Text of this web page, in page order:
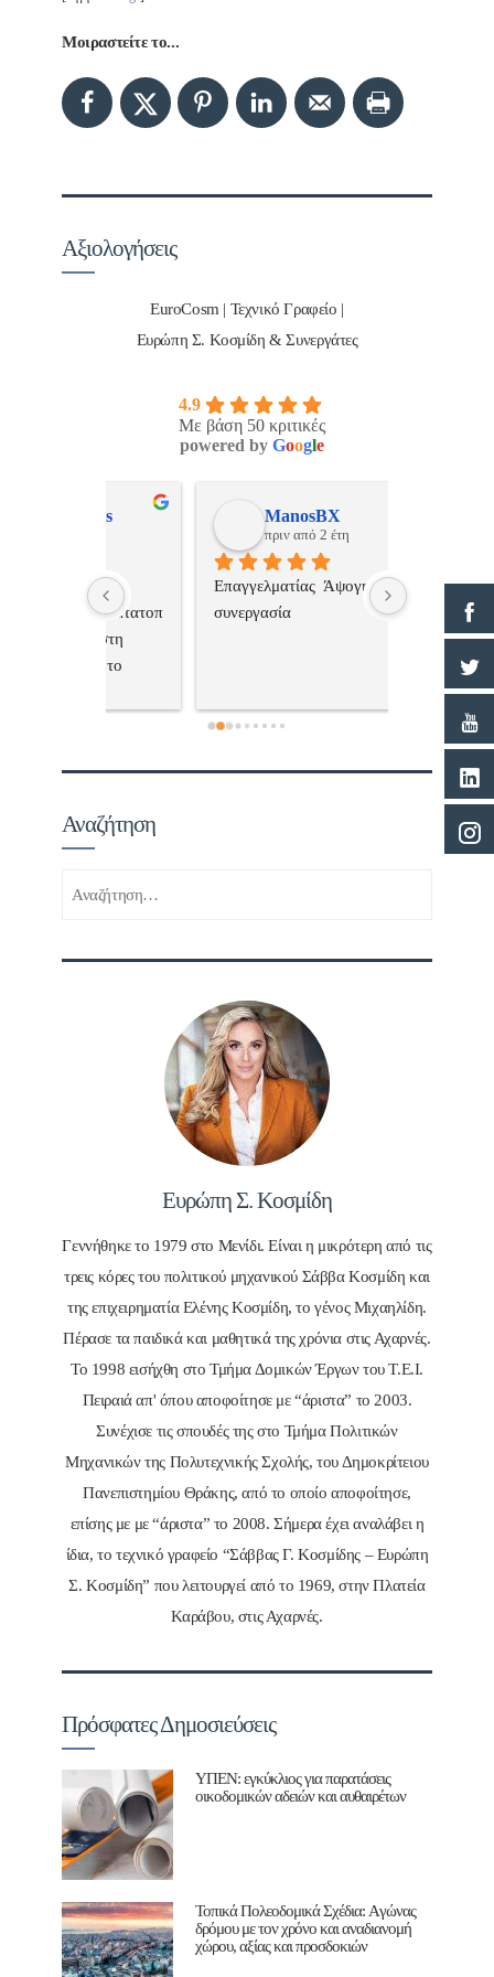
Μοιραστείτε το...
Αξιολογήσεις
EuroCosm | Τεχνικό Γραφείο |
Ευρώπη Σ. Κοσμίδη & Συνεργάτες
4.9
Με βάση 50 κριτικές
powered by Google
ManosBX
πριν από 2 έτη
Επαγγελματίας  Άψογη
συνεργασία
Αναζήτηση
Ευρώπη Σ. Κοσμίδη
Γεννήθηκε το 1979 στο Μενίδι. Είναι η μικρότερη από τις
τρεις κόρες του πολιτικού μηχανικού Σάββα Κοσμίδη και
της επιχειρηματία Ελένης Κοσμίδη, το γένος Μιχαηλίδη.
Πέρασε τα παιδικά και μαθητικά της χρόνια στις Αχαρνές.
Το 1998 εισήχθη στο Τμήμα Δομικών Έργων του Τ.Ε.Ι.
Πειραιά απ' όπου αποφοίτησε με “άριστα” το 2003.
Συνέχισε τις σπουδές της στο Τμήμα Πολιτικών
Μηχανικών της Πολυτεχνικής Σχολής, του Δημοκρίτειου
Πανεπιστημίου Θράκης, από το οποίο αποφοίτησε,
επίσης με με “άριστα” το 2008. Σήμερα έχει αναλάβει η
ίδια, το τεχνικό γραφείο “Σάββας Γ. Κοσμίδης – Ευρώπη
Σ. Κοσμίδη” που λειτουργεί από το 1969, στην Πλατεία
Καράβου, στις Αχαρνές.
Πρόσφατες Δημοσιεύσεις
ΥΠΕΝ: εγκύκλιος για παρατάσεις
οικοδομικών αδειών και αυθαιρέτων
Τοπικά Πολεοδομικά Σχέδια: Aγώνας
δρόμου με τον χρόνο και αναδιανομή
χώρου, αξίας και προσδοκιών